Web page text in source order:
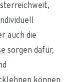
auch die
sorgen dafür,
können.